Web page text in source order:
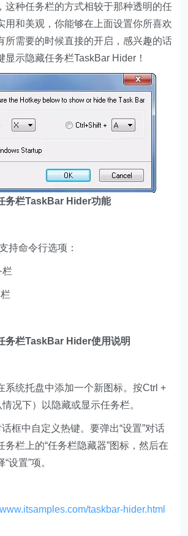
这种任务栏的方式相较于那种透明的任
用和美观，你能够在上面设置你所喜欢
所需要的时候直接的开启，感兴趣的话
显示隐藏任务栏TaskBar Hider！
务栏TaskBar Hider功能
持命令行选项：
务栏TaskBar Hider使用说明
系统托盘中添加一个新图标。按Ctrl +
况下）以隐藏或显示任务栏。
话框中自定义热键。要弹出“设置”对话
务栏上的“任务栏隐藏器”图标，然后在
设置”项。
taskbar-hider.html